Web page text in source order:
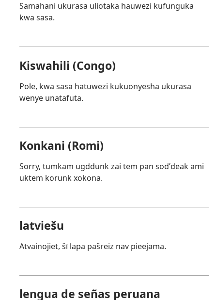
Samahani ukurasa uliotaka hauwezi kufunguka
kwa sasa.
Kiswahili (Congo)
Pole, kwa sasa hatuwezi kukuonyesha ukurasa
wenye unatafuta.
Konkani (Romi)
Sorry, tumkam ugddunk zai tem pan sodʼdeak ami
uktem korunk xokona.
latviešu
Atvainojiet, šī lapa pašreiz nav pieejama.
lengua de señas peruana